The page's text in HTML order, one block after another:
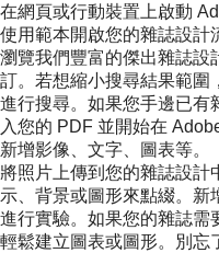
在網頁或行動裝置上啟動
使用範本開啟您的雜誌設計
瀏覽我們豐富的傑出雜誌設
訂。若想縮小搜尋結果範圍
進行搜尋。如果您手邊已有
入您的 PDF 並開始在
新增影像、文字、圖表等。
將照片上傳到您的雜誌設計
示、背景或圖形來點綴。新
進行實驗。如果您的雜誌需
輕鬆建立圖表或圖形。別忘